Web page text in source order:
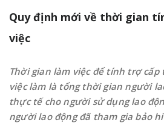
Quy định mới về thời gian
việc
Thời gian làm việc để tính trợ
việc làm là tổng thời gian người
thực tế cho người sử dụng lao
người lao động đã tham gia bảo